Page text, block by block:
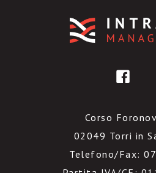
Corso
02049 Torri in
Telefono/Fax: